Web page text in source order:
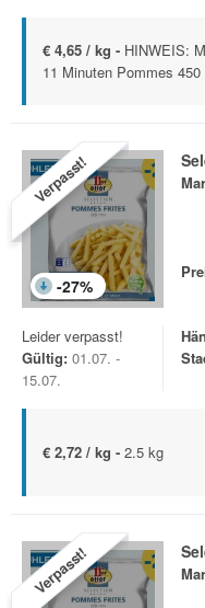
€ 4,65 / kg - HINWEIS:
11 Minuten Pommes
Verpasst!
-27%
Leider verpasst!
Gültig: 01.07. -
15.07.
€ 2,72 / kg - 2.5 kg
Verpasst!